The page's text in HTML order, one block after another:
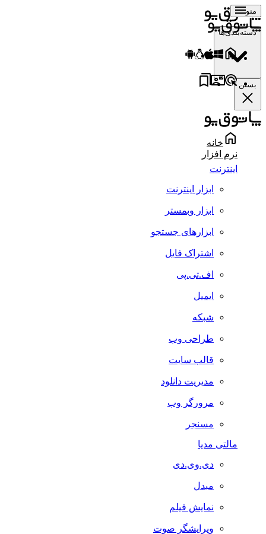
منو
دسته‌بندی‌ها
بستن
خانه
نرم افزار
اینترنت
ابزار اینترنت
ابزار وبمستر
ابزارهای جستجو
اشتراک فایل
اف.تی.پی
ایمیل
شبکه
طراحی وب
قالب سایت
مدیریت دانلود
مرورگر وب
مسنجر
مالتی مدیا
دی.وی.دی
مبدل
نمایش فیلم
ویرایشگر صوت